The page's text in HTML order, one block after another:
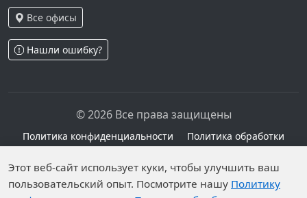
Все офисы
Нашли ошибку?
© 2026 Все права защищены
Политика конфиденциальности
Политика обработки
Персональные данные опубликованы на сайте при
наличии правовых оснований в соответствии с ч.1
Этот веб-сайт использует куки, чтобы улучшить ваш
пользовательский опыт. Посмотрите нашу Политику